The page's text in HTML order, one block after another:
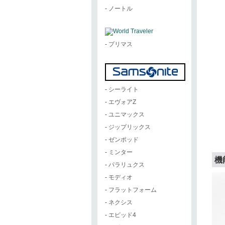
- ノートル
- プリマス
- シーライト
- エヴォアZ
- ユニマックス
- ジップリックス
- ゼンポッド
- ミンター
- パラリュクス
- モディオ
- フラットフォーム
- ネクシス
- エピッド4
機